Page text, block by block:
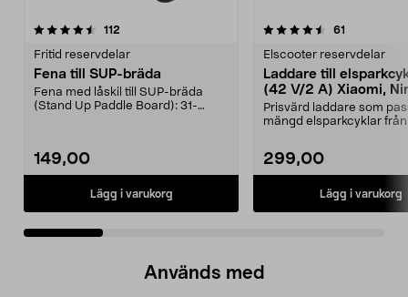
112
Fritid reservdelar
Fena till SUP-bräda
Fena med låskil till SUP-bräda
(Stand Up Paddle Board): 31-
149,00
Lägg i varukorg
4.5 av 5 stjärnor 61
Elscooter reservdelar
Laddare till
(42 V/2 A) Xiaomi,
E-Way m.fl.
Prisvärd laddare som
mängd elsparkcyklar från
299,00
Lägg i varukorg
4.5 av 5 stjärnor
Används med